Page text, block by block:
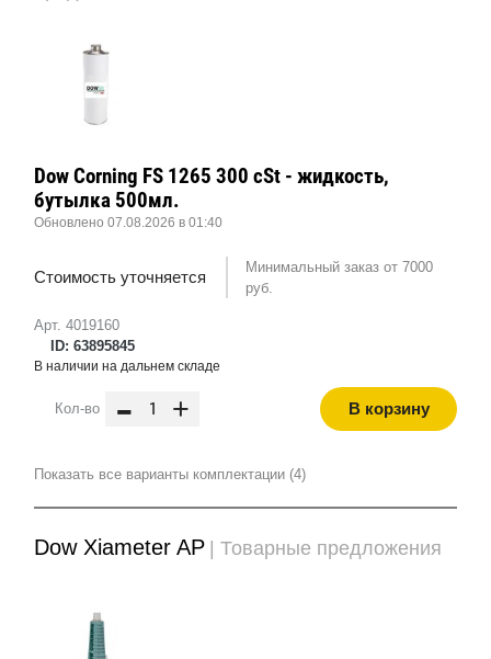
Арт. 4019160
ID: 63895845
Dow Corning FS 1265 300 cSt - жидкость,
бутылка 500мл.
Обновлено 07.08.2026 в 01:40
Стоимость уточняется
Минимальный заказ от 7000
руб.
В наличии на дальнем складе
Кол-во - + В корзину
Показать все варианты комплектации (4)
Dow Xiameter AP | Товарные предложения